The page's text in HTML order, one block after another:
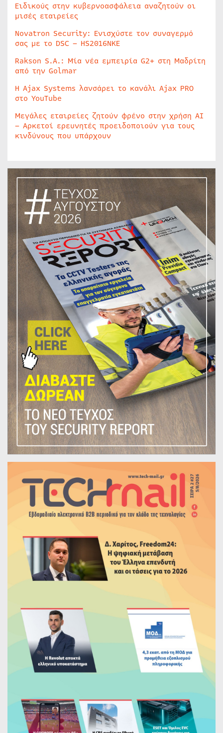
Ειδικούς στην κυβερνοασφάλεια αναζητούν οι
μισές εταιρείες
Novatron Security: Ενισχύστε τον συναγερμό
σας με το DSC – HS2016NKE
Rakson S.A.: Μία νέα εμπειρία G2+ στη Μαδρίτη
από την Golmar
Η Ajax Systems λανσάρει το κανάλι Ajax PRO
στο YouTube
Μεγάλες εταιρείες ζητούν φρένο στην χρήση AI
– Αρκετοί ερευνητές προειδοποιούν για τους
κινδύνους που υπάρχουν